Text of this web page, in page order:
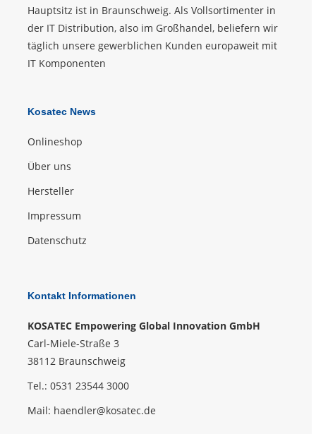
Hauptsitz ist in Braunschweig. Als Vollsortimenter in
der IT Distribution, also im Großhandel, beliefern wir
täglich unsere gewerblichen Kunden europaweit mit
IT Komponenten
Kosatec News
Onlineshop
Über uns
Hersteller
Impressum
Datenschutz
Kontakt Informationen
KOSATEC Empowering Global Innovation GmbH
Carl-Miele-Straße 3
38112 Braunschweig
Tel.: 0531 23544 3000
Mail: haendler@kosatec.de